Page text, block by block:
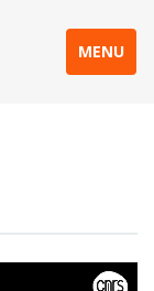
MENU